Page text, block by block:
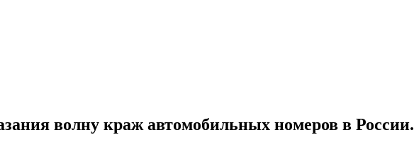
волну краж автомобильных номеров в России.